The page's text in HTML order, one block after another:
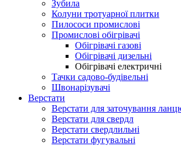
Зубила
Колуни тротуарної плитки
Пилососи промислові
Промислові обігрівачі
Обігрівачі газові
Обігрівачі дизельні
Обігрівачі електричні
Тачки садово-будівельні
Швонарізувачі
Верстати
Верстати для заточування
Верстати для свердл
Верстати свердлильні
Верстати фугувальні